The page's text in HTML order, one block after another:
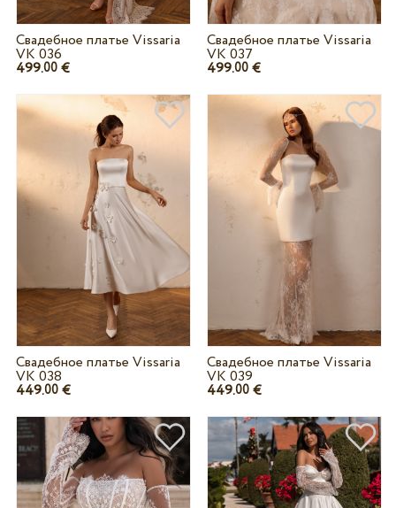
Свадебное платье Vissaria
VK 036
499.00€
Свадебное платье Vissaria
VK 037
499.00 €
Свадебное платье Vissaria
VK 038
449.00€
Свадебное платье Vissaria
VK 039
449.00 €